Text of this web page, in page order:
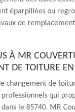
éparpillées ou
de
À MR
DE TOITURE
changement de
qui
le 85740. MR